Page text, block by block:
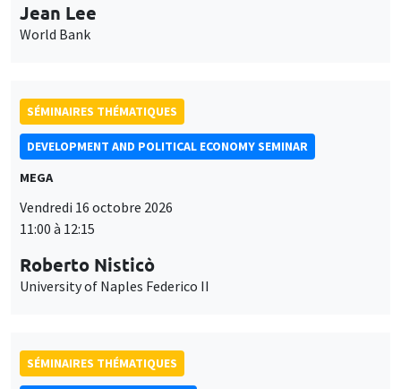
Jean Lee
World Bank
SÉMINAIRES THÉMATIQUES
DEVELOPMENT AND POLITICAL ECONOMY SEMINAR
MEGA
Vendredi 16 octobre 2026
11:00 à 12:15
Roberto Nisticò
University of Naples Federico II
SÉMINAIRES THÉMATIQUES